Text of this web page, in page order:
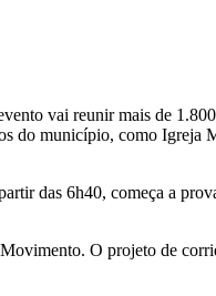
vai reunir mais de
do município, como Igreja
das 6h40, começa a
O projeto de